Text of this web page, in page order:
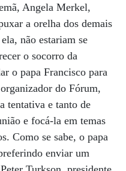
Angela Merkel,
a orelha dos demais
não estariam se
o socorro da
o papa Francisco para
do Fórum,
tentativa e tanto de
e focá-la em temas
Como se sabe, o papa
enviar um